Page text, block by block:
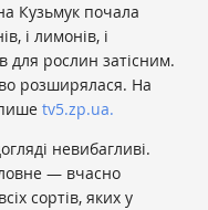
Кузьмук почала
і лимонів, і
для рослин затісним.
розширялася. На
tv5.zp.ua.
невибагливі.
— вчасно
сортів, яких у